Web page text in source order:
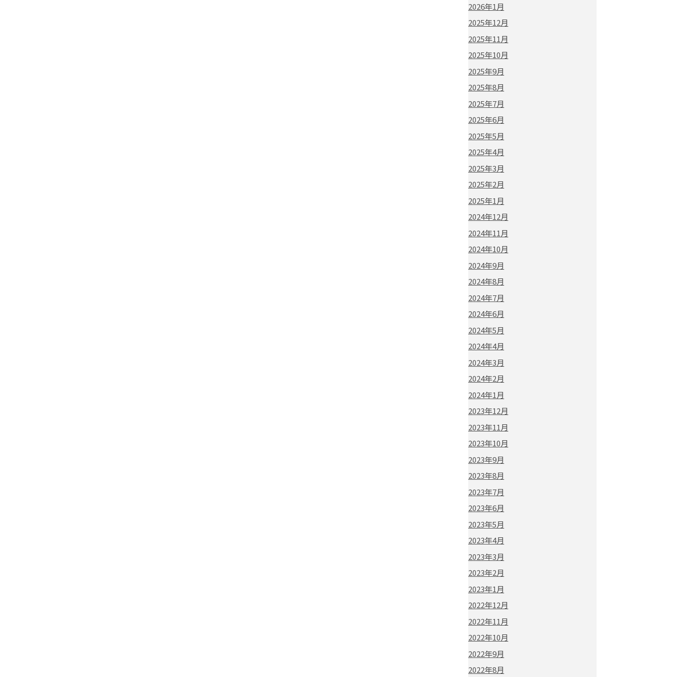
2026年1月
2025年12月
2025年11月
2025年10月
2025年9月
2025年8月
2025年7月
2025年6月
2025年5月
2025年4月
2025年3月
2025年2月
2025年1月
2024年12月
2024年11月
2024年10月
2024年9月
2024年8月
2024年7月
2024年6月
2024年5月
2024年4月
2024年3月
2024年2月
2024年1月
2023年12月
2023年11月
2023年10月
2023年9月
2023年8月
2023年7月
2023年6月
2023年5月
2023年4月
2023年3月
2023年2月
2023年1月
2022年12月
2022年11月
2022年10月
2022年9月
2022年8月